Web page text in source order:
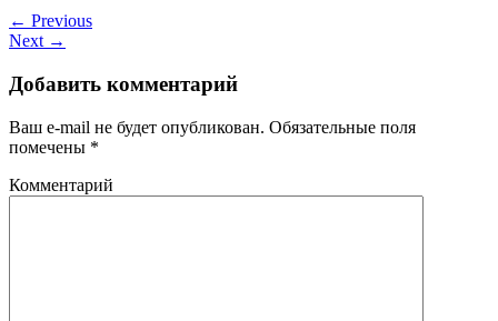
← Previous
Next →
Добавить комментарий
Ваш e-mail не будет опубликован. Обязательные поля
помечены *
Комментарий